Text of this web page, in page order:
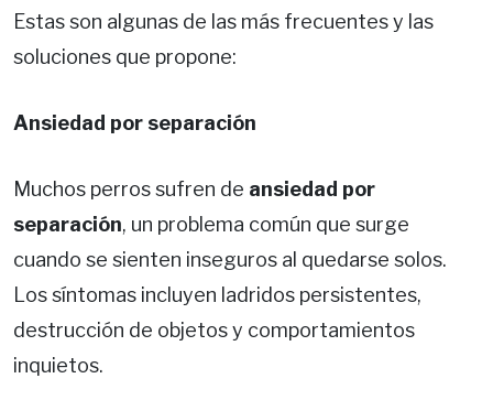
Estas son algunas de las más frecuentes y las
soluciones que propone:
Ansiedad por separación
Muchos perros sufren de ansiedad por
separación, un problema común que surge
cuando se sienten inseguros al quedarse solos.
Los síntomas incluyen ladridos persistentes,
destrucción de objetos y comportamientos
inquietos.